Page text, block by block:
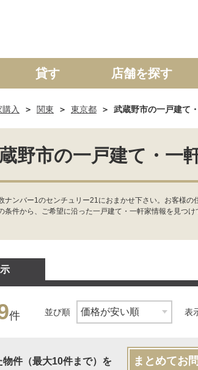
て マンション 土地
貸す 店舗を探す
入 関東 東京都 武蔵野市の一戸建て
野市の一戸建て・一
ンバー1のセンチュリー21におまかせ下さい。お客様
件から、ご希望に沿った一戸建て・一軒家情報を見つ
件 並び順 表
件（最大10件まで）を まとめてお